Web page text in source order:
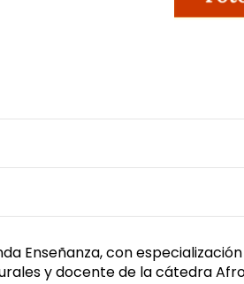
Enseñanza, con
y docente de la cátedra